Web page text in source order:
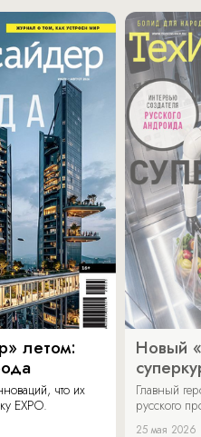
летом:
что их
EXPO.
Новый
Главный
русского
25 мая 2026